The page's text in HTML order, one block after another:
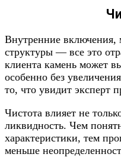
Внутренние
структуры — все это
клиента камень может
особенно без
то, что увидит эксперт
Чистота влияет не
ликвидность. Чем
характеристики, тем
меньше